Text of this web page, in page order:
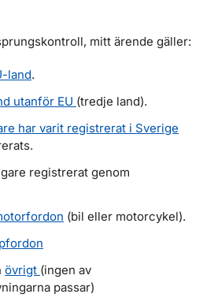
mitt ärende gäller:
land.
utanför EU (tredje land).
har varit registrerat i Sverige
registrerat genom
(bil eller motorcykel).
övrigt (ingen av
passar)